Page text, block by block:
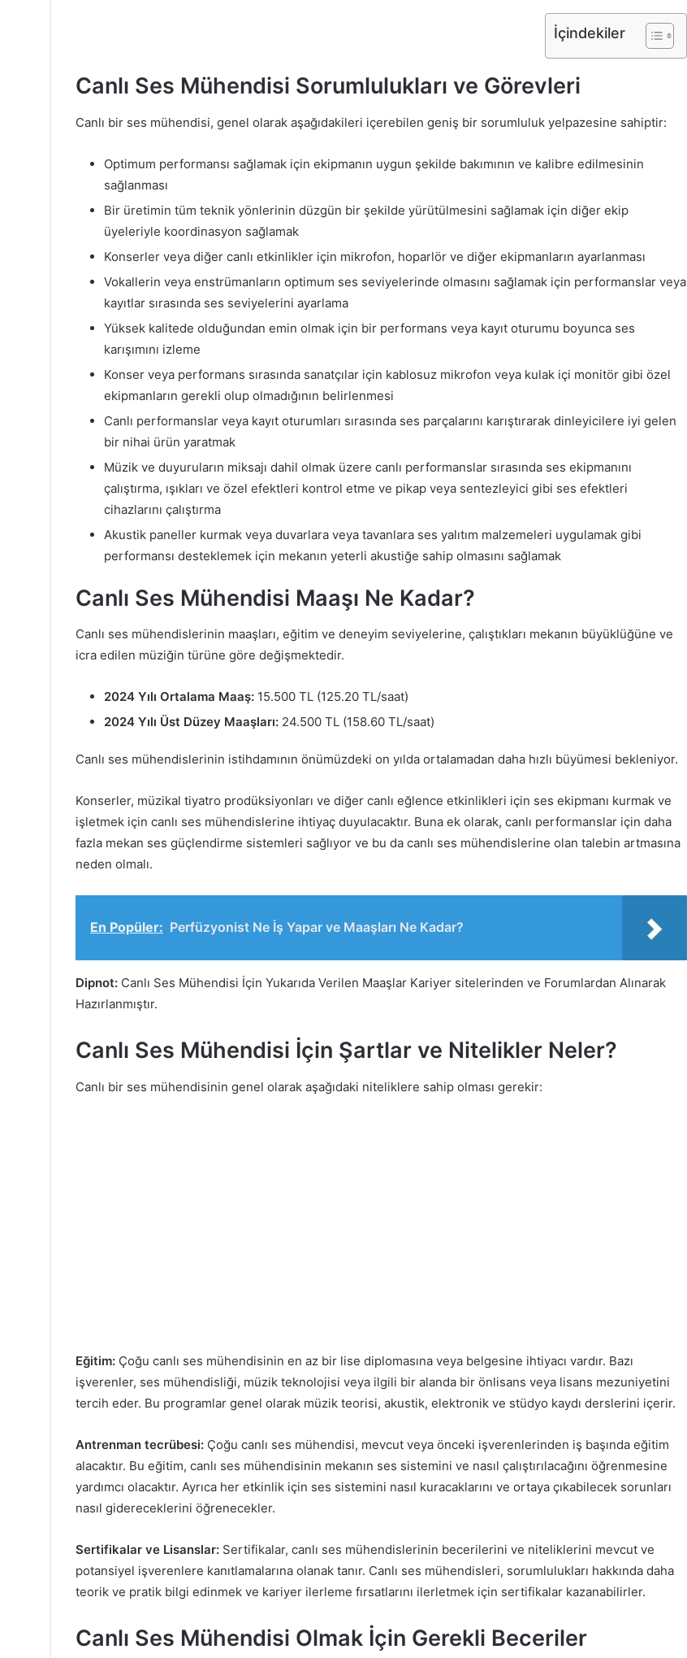
İçindekiler
Canlı Ses Mühendisi Sorumlulukları ve Görevleri
Canlı bir ses mühendisi, genel olarak aşağıdakileri içerebilen geniş bir sorumluluk yelpazesine sahiptir:
Optimum performansı sağlamak için ekipmanın uygun şekilde bakımının ve kalibre edilmesinin
sağlanması
Bir üretimin tüm teknik yönlerinin düzgün bir şekilde yürütülmesini sağlamak için diğer ekip
üyeleriyle koordinasyon sağlamak
Konserler veya diğer canlı etkinlikler için mikrofon, hoparlör ve diğer ekipmanların ayarlanması
Vokallerin veya enstrümanların optimum ses seviyelerinde olmasını sağlamak için performanslar veya
kayıtlar sırasında ses seviyelerini ayarlama
Yüksek kalitede olduğundan emin olmak için bir performans veya kayıt oturumu boyunca ses
karışımını izleme
Konser veya performans sırasında sanatçılar için kablosuz mikrofon veya kulak içi monitör gibi özel
ekipmanların gerekli olup olmadığının belirlenmesi
Canlı performanslar veya kayıt oturumları sırasında ses parçalarını karıştırarak dinleyicilere iyi gelen
bir nihai ürün yaratmak
Müzik ve duyuruların miksajı dahil olmak üzere canlı performanslar sırasında ses ekipmanını
çalıştırma, ışıkları ve özel efektleri kontrol etme ve pikap veya sentezleyici gibi ses efektleri
cihazlarını çalıştırma
Akustik paneller kurmak veya duvarlara veya tavanlara ses yalıtım malzemeleri uygulamak gibi
performansı desteklemek için mekanın yeterli akustiğe sahip olmasını sağlamak
Canlı Ses Mühendisi Maaşı Ne Kadar?
Canlı ses mühendislerinin maaşları, eğitim ve deneyim seviyelerine, çalıştıkları mekanın büyüklüğüne ve
icra edilen müziğin türüne göre değişmektedir.
2024 Yılı Ortalama Maaş: 15.500 TL (125.20 TL/saat)
2024 Yılı Üst Düzey Maaşları: 24.500 TL (158.60 TL/saat)
Canlı ses mühendislerinin istihdamının önümüzdeki on yılda ortalamadan daha hızlı büyümesi bekleniyor.
Konserler, müzikal tiyatro prodüksiyonları ve diğer canlı eğlence etkinlikleri için ses ekipmanı kurmak ve
işletmek için canlı ses mühendislerine ihtiyaç duyulacaktır. Buna ek olarak, canlı performanslar için daha
fazla mekan ses güçlendirme sistemleri sağlıyor ve bu da canlı ses mühendislerine olan talebin artmasına
neden olmalı.
En Popüler: Perfüzyonist Ne İş Yapar ve Maaşları Ne Kadar?
Dipnot: Canlı Ses Mühendisi İçin Yukarıda Verilen Maaşlar Kariyer sitelerinden ve Forumlardan Alınarak
Hazırlanmıştır.
Canlı Ses Mühendisi İçin Şartlar ve Nitelikler Neler?
Canlı bir ses mühendisinin genel olarak aşağıdaki niteliklere sahip olması gerekir:
Eğitim: Çoğu canlı ses mühendisinin en az bir lise diplomasına veya belgesine ihtiyacı vardır. Bazı
işverenler, ses mühendisliği, müzik teknolojisi veya ilgili bir alanda bir önlisans veya lisans mezuniyetini
tercih eder. Bu programlar genel olarak müzik teorisi, akustik, elektronik ve stüdyo kaydı derslerini içerir.
Antrenman tecrübesi: Çoğu canlı ses mühendisi, mevcut veya önceki işverenlerinden iş başında eğitim
alacaktır. Bu eğitim, canlı ses mühendisinin mekanın ses sistemini ve nasıl çalıştırılacağını öğrenmesine
yardımcı olacaktır. Ayrıca her etkinlik için ses sistemini nasıl kuracaklarını ve ortaya çıkabilecek sorunları
nasıl gidereceklerini öğrenecekler.
Sertifikalar ve Lisanslar: Sertifikalar, canlı ses mühendislerinin becerilerini ve niteliklerini mevcut ve
potansiyel işverenlere kanıtlamalarına olanak tanır. Canlı ses mühendisleri, sorumlulukları hakkında daha
teorik ve pratik bilgi edinmek ve kariyer ilerleme fırsatlarını ilerletmek için sertifikalar kazanabilirler.
Canlı Ses Mühendisi Olmak İçin Gerekli Beceriler